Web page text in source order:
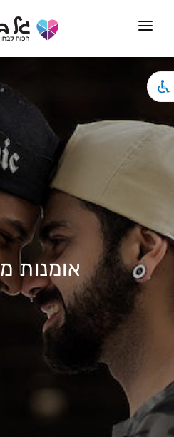
סמארט דייט
ראשי
מידע
סדנאות
סדנאות לגברים גאים
סרטונים
מאמרים
צור קשר
אומנות